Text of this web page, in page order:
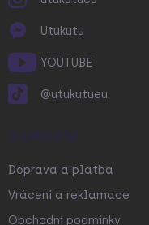
Utukutu
YOUTUBE
@utukutueu
O NÁKUPU
Doprava a platba
Vrácení a reklamace
Obchodní podmínky